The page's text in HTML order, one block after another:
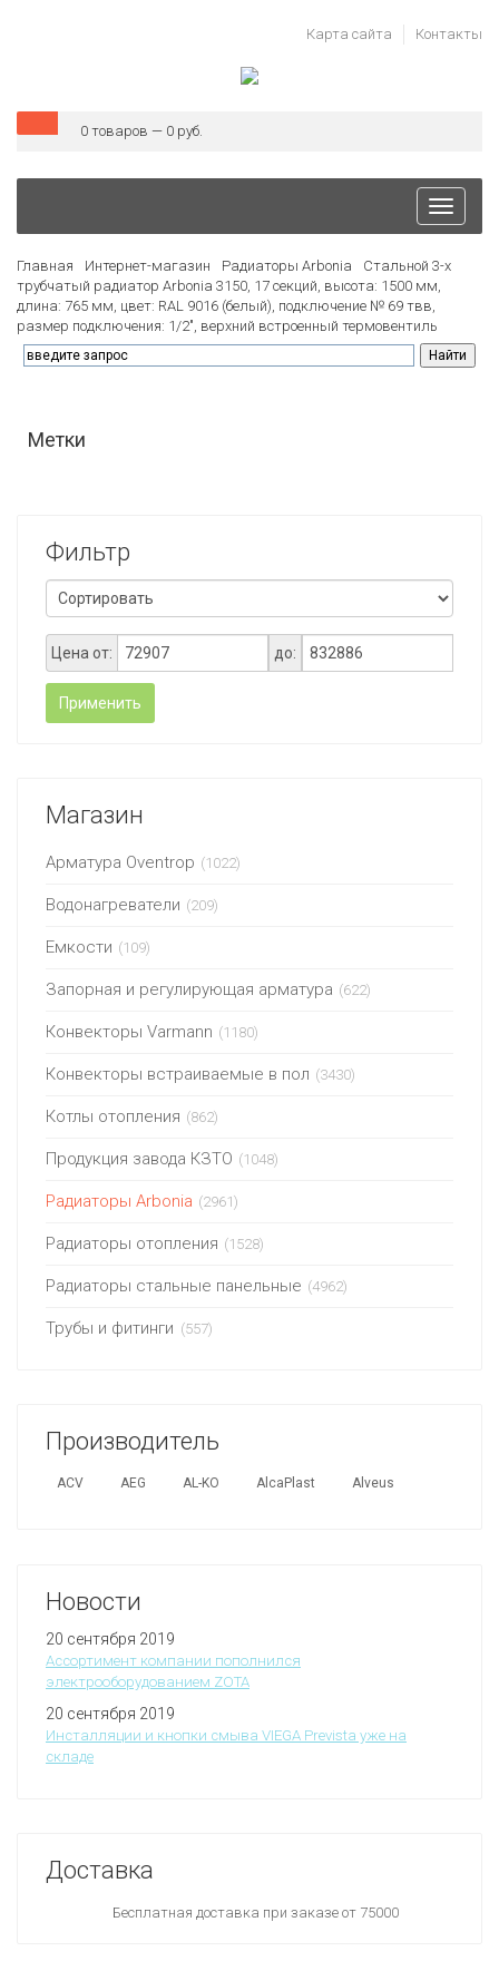
Карта сайта Контакты
0 товаров — 0 руб.
Toggle
Главная Интернет-магазин Радиаторы Arbonia
Стальной 3-х
трубчатый радиатор Arbonia 3150, 17 секций, высота: 1500 мм,
длина: 765 мм, цвет: RAL 9016 (белый), подключение № 69 твв,
размер подключения: 1/2", верхний встроенный термовентиль
Метки
Фильтр
Цена от: до:
Применить
Магазин
Арматура Oventrop (1022)
Водонагреватели (209)
Емкости (109)
Запорная и регулирующая арматура (622)
Конвекторы Varmann (1180)
Конвекторы встраиваемые в пол (3430)
Котлы отопления (862)
Продукция завода КЗТО (1048)
Радиаторы Arbonia (2961)
Радиаторы отопления (1528)
Радиаторы стальные панельные (4962)
Трубы и фитинги (557)
Производитель
ACV AEG AL-KO AlcaPlast Alveus
Новости
20 сентября 2019
Ассортимент компании пополнился
электрооборудованием ZOTA
20 сентября 2019
Инсталляции и кнопки смыва VIEGA Prevista уже на
складе
Доставка
Бесплатная доставка при заказе от 75000